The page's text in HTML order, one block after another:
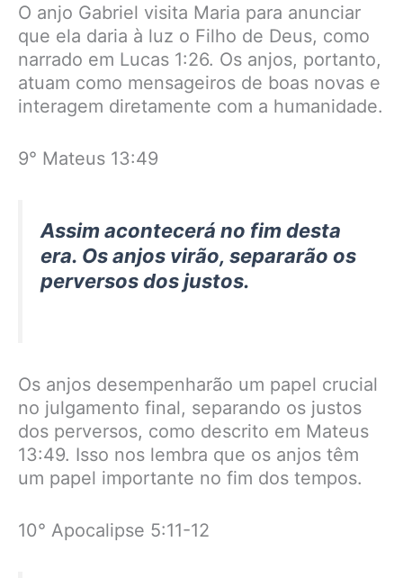
O anjo Gabriel visita Maria para anunciar
que ela daria à luz o Filho de Deus, como
narrado em Lucas 1:26. Os anjos, portanto,
atuam como mensageiros de boas novas e
interagem diretamente com a humanidade.
9° Mateus 13:49
Assim acontecerá no fim desta
era. Os anjos virão, separarão os
perversos dos justos.
Os anjos desempenharão um papel crucial
no julgamento final, separando os justos
dos perversos, como descrito em Mateus
13:49. Isso nos lembra que os anjos têm
um papel importante no fim dos tempos.
10° Apocalipse 5:11-12